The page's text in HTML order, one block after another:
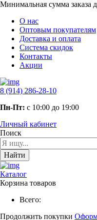
Минимальная сумма заказа
О нас
Оптовым покупателям
Доставка и оплата
Система скидок
Контакты
Акции
8 (914) 286-28-10
Пн-Пт: с 10:00 до 19:00
Личный кабинет
Поиск
Найти
Каталог
Корзина товаров
Всего:
Продолжить покупки